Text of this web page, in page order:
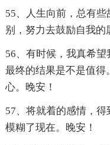
55、人生向前，总有
别，努力去鼓励自我的
56、有时候，我真希望
最终的结果是不是值得
心。晚安！
57、将就着的感情，
模糊了现在。晚安！